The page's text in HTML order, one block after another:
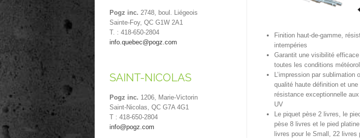
Finition haut-de-gamme,
intempéries
Garantit une visibilité efficace
toutes les conditions
L’impression par sublimation
qualité haute définition et une
résistance exceptionnelle
UV
Le piquet pèse 2 livres, le
pèse 8 livres et le pied platine
livres pour le Small, 22 livres
Pogz inc. 2748, boul. Liégeois
Sainte-Foy, QC G1W 2A1
T. : 418-650-2804
info.quebec@pogz.com
SAINT-NICOLAS
Pogz inc. 1206, Marie-Victorin
Saint-Nicolas, QC G7A 4G1
T : 418-650-2804
info@pogz.com